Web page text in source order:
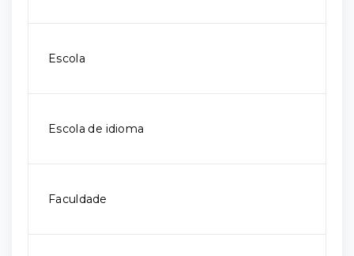
Escola
Escola de idioma
Faculdade